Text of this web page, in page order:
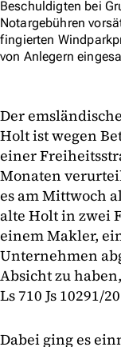
Beschuldigten bei
Notargebühren
fingierten
von Anlegern
Der
Holt ist wegen
einer
Monaten
es am Mittwoch
alte Holt in zwei
einem Makler,
Unternehmen
Absicht zu
Ls 710 Js 10291/
Dabei ging es